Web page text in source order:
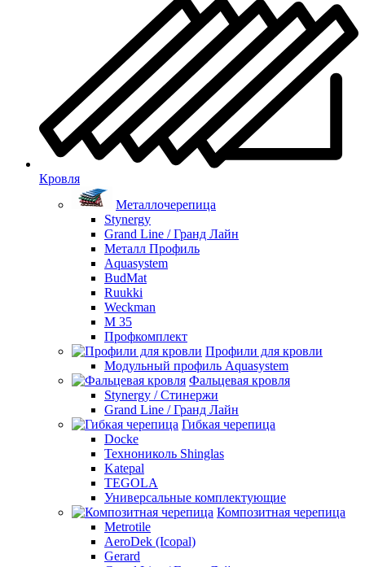
Кровля
Металлочерепица
Stynergy
Grand Line / Гранд Лайн
Металл Профиль
Aquasystem
BudMat
Ruukki
Weckman
М 35
Профкомплект
Профили для кровли
Модульный профиль Aquasystem
Фальцевая кровля
Stynergy / Стинержи
Grand Line / Гранд Лайн
Гибкая черепица
Docke
Технониколь Shinglas
Katepal
TEGOLA
Универсальные комплектующие
Композитная черепица
Metrotile
AeroDek (Icopal)
Gerard